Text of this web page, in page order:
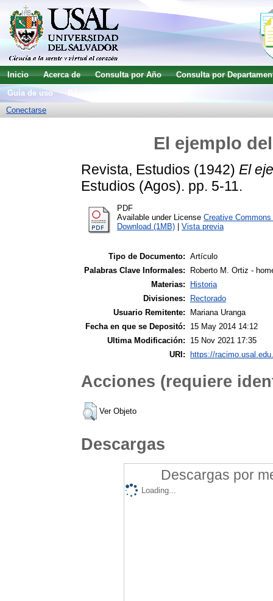
Inicio Acerca de Consulta por Año
Consulta por
Guía de uso
Conectarse
El ejemplo
Revista, Estudios (1942) El
Estudios (Agos). pp. 5-11.
PDF
Available under License Creative
Download (1MB)
Vista previa
Tipo de Documento: Artículo
Palabras Clave Informales:
Roberto M. Ortiz -
Materias:
Historia
Divisiones:
Rectorado
Usuario Remitente:
Mariana Uranga
Fecha en que se Depositó:
15 May 2014 14:12
Ultima Modificación:
15 Nov 2021 17:35
URI:
https://
Acciones (requiere
Ver Objeto
Descargas
Descargas por
Loading...